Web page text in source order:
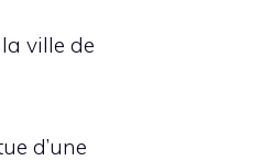
ville de
d’une